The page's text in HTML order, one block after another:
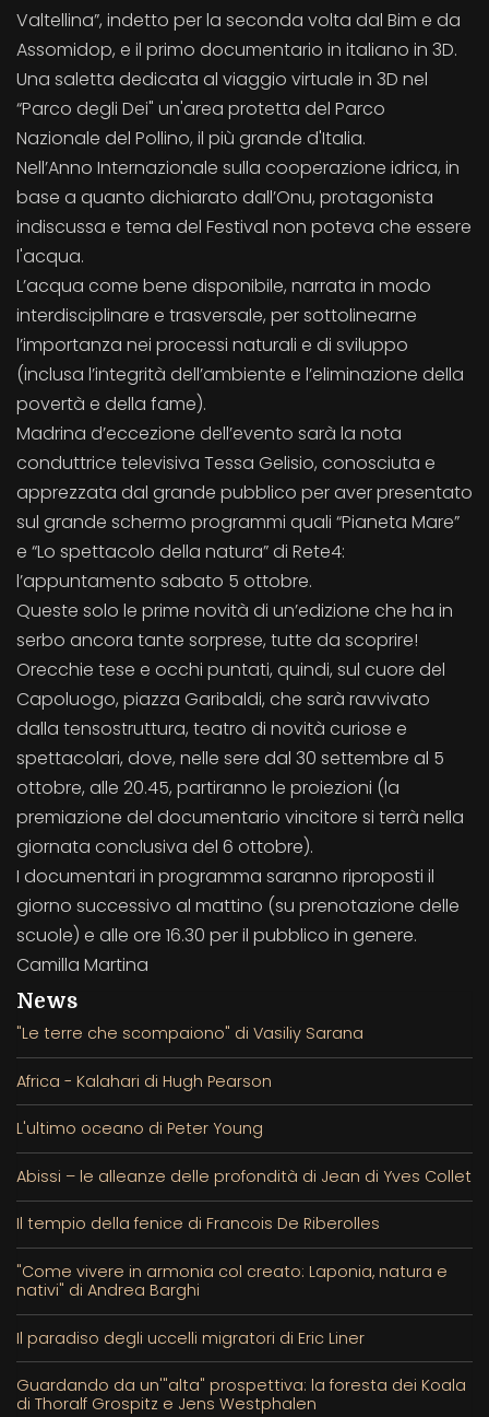
Valtellina”, indetto per la seconda volta dal Bim e da
Assomidop, e il primo documentario in italiano in 3D.
Una saletta dedicata al viaggio virtuale in 3D nel
“Parco degli Dei" un'area protetta del Parco
Nazionale del Pollino, il più grande d'Italia.
Nell’Anno Internazionale sulla cooperazione idrica, in
base a quanto dichiarato dall’Onu, protagonista
indiscussa e tema del Festival non poteva che essere
l'acqua.
L’acqua come bene disponibile, narrata in modo
interdisciplinare e trasversale, per sottolinearne
l’importanza nei processi naturali e di sviluppo
(inclusa l’integrità dell’ambiente e l’eliminazione della
povertà e della fame).
Madrina d’eccezione dell’evento sarà la nota
conduttrice televisiva Tessa Gelisio, conosciuta e
apprezzata dal grande pubblico per aver presentato
sul grande schermo programmi quali “Pianeta Mare”
e “Lo spettacolo della natura” di Rete4:
l’appuntamento sabato 5 ottobre.
Queste solo le prime novità di un’edizione che ha in
serbo ancora tante sorprese, tutte da scoprire!
Orecchie tese e occhi puntati, quindi, sul cuore del
Capoluogo, piazza Garibaldi, che sarà ravvivato
dalla tensostruttura, teatro di novità curiose e
spettacolari, dove, nelle sere dal 30 settembre al 5
ottobre, alle 20.45, partiranno le proiezioni (la
premiazione del documentario vincitore si terrà nella
giornata conclusiva del 6 ottobre).
I documentari in programma saranno riproposti il
giorno successivo al mattino (su prenotazione delle
scuole) e alle ore 16.30 per il pubblico in genere.
Camilla Martina
News
"Le terre che scompaiono" di Vasiliy Sarana
Africa - Kalahari di Hugh Pearson
L'ultimo oceano di Peter Young
Abissi – le alleanze delle profondità di Jean di Yves Collet
Il tempio della fenice di Francois De Riberolles
"Come vivere in armonia col creato: Laponia, natura e
nativi" di Andrea Barghi
Il paradiso degli uccelli migratori di Eric Liner
Guardando da un'"alta" prospettiva: la foresta dei Koala
di Thoralf Grospitz e Jens Westphalen